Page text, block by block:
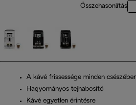
Összehasonlítás
A kávé frissessége minden
Hagyományos tejhabosító
Kávé egyetlen érintésre